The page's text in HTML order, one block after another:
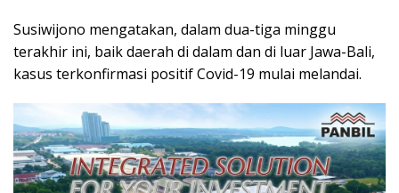
Susiwijono mengatakan, dalam dua-tiga minggu
terakhir ini, baik daerah di dalam dan di luar Jawa-Bali,
kasus terkonfirmasi positif Covid-19 mulai melandai.